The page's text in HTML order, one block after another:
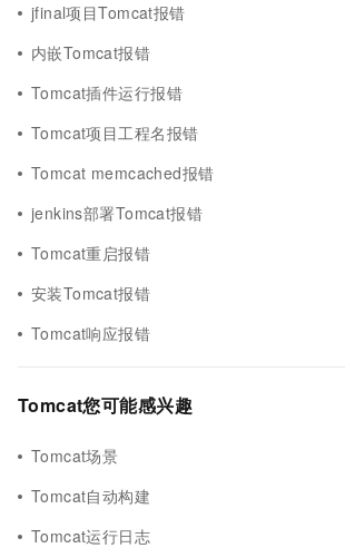
jfinal项目Tomcat报错
内嵌Tomcat报错
Tomcat插件运行报错
Tomcat项目工程名报错
Tomcat memcached报错
jenkins部署Tomcat报错
Tomcat重启报错
安装Tomcat报错
Tomcat响应报错
Tomcat您可能感兴趣
Tomcat场景
Tomcat自动构建
Tomcat运行日志